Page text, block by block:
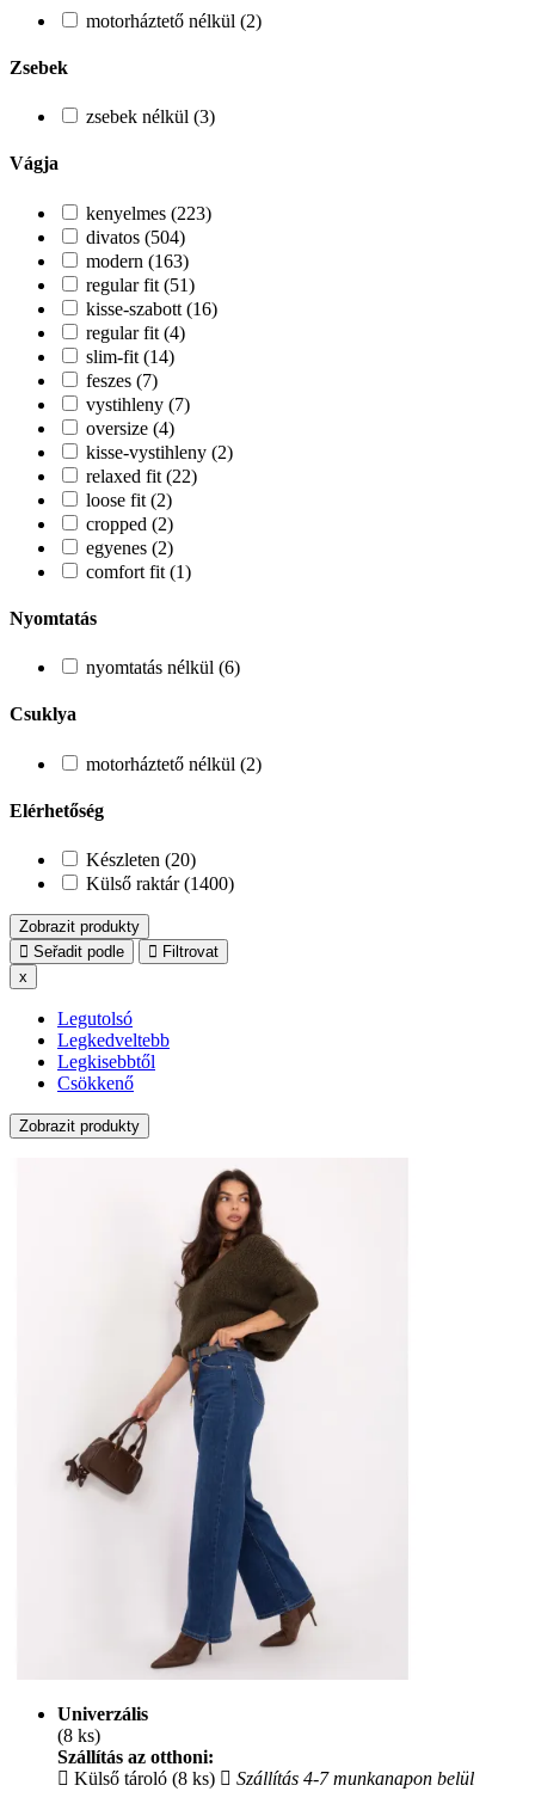
motorháztető nélkül (2)
Zsebek
zsebek nélkül (3)
Vágja
kenyelmes (223)
divatos (504)
modern (163)
regular fit (51)
kisse-szabott (16)
regular fit (4)
slim-fit (14)
feszes (7)
vystihleny (7)
oversize (4)
kisse-vystihleny (2)
relaxed fit (22)
loose fit (2)
cropped (2)
egyenes (2)
comfort fit (1)
Nyomtatás
nyomtatás nélkül (6)
Csuklya
motorháztető nélkül (2)
Elérhetőség
Készleten (20)
Külső raktár (1400)
Zobrazit produkty
Seřadit podle
Filtrovat
x
Legutolsó
Legkedveltebb
Legkisebbtől
Csökkenő
Zobrazit produkty
Univerzális
(8 ks)
Szállítás az otthoni:
Külső tároló (8 ks)
Szállítás 4-7 munkanapon belül